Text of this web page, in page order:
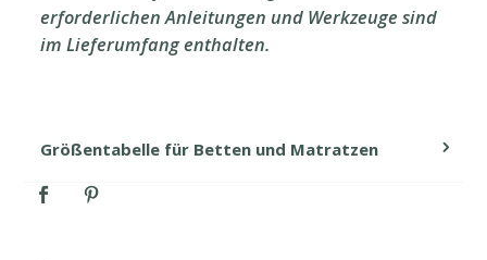
erforderlichen Anleitungen und Werkzeuge sind
im Lieferumfang enthalten.